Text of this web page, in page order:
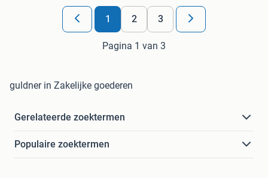
1 2 3
Pagina 1 van 3
guldner in Zakelijke goederen
Gerelateerde zoektermen
Populaire zoektermen